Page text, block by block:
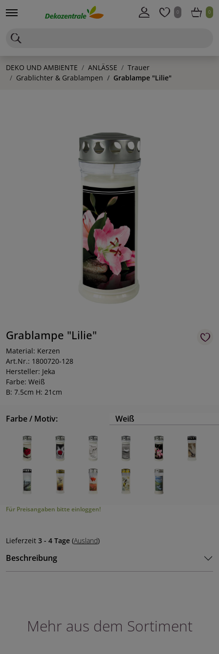
0 0
DEKO UND AMBIENTE ANLÄSSE
Trauer
Grablichter & Grablampen
Grablampe "Lilie"
Grablampe "Lilie"
Material: Kerzen
Art.Nr.: 1800720-128
Hersteller: Jeka
Farbe: Weiß
B: 7.5cm H: 21cm
Farbe / Motiv: Weiß
Für Preisangaben bitte einloggen!
Lieferzeit 3 - 4 Tage (Ausland)
Beschreibung
Mehr aus dem Sortiment